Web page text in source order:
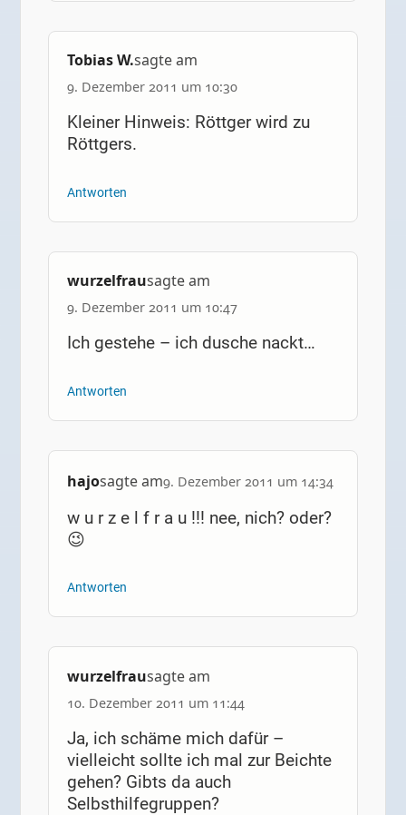
Tobias W.sagte am
9. Dezember 2011 um 10:30
Kleiner Hinweis: Röttger wird zu
Röttgers.
Antworten
wurzelfrausagte am
9. Dezember 2011 um 10:47
Ich gestehe – ich dusche nackt…
Antworten
hajosagte am9. Dezember 2011 um 14:34
w u r z e l f r a u !!! nee, nich? oder?
😉
Antworten
wurzelfrausagte am
10. Dezember 2011 um 11:44
Ja, ich schäme mich dafür –
vielleicht sollte ich mal zur Beichte
gehen? Gibts da auch
Selbsthilfegruppen?